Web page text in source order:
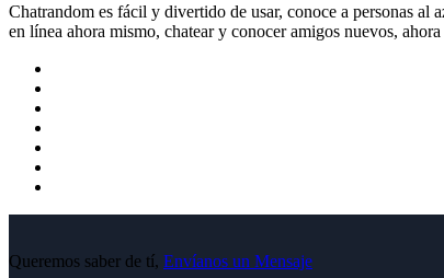
Chatrandom es fácil y divertido de usar, conoce a personas al
en línea ahora mismo, chatear y conocer amigos nuevos,
Queremos saber de tí, Envíanos un Mensaje